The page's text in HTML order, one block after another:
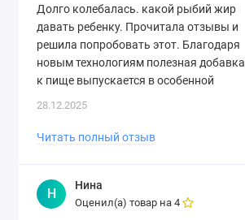
Долго колебалась. какой рыбий жир
давать ребенку. Прочитала отзывы и
решила попробовать этот. Благодаря
новым технологиям полезная добавка
к пище выпускается в особенной
организма и уберегающих от
употребления. И если вы начнете
давать детям средство в капсулах с
28.12.2025
Читать полный отзыв
Н
Нина
Оценил(а) товар на 4